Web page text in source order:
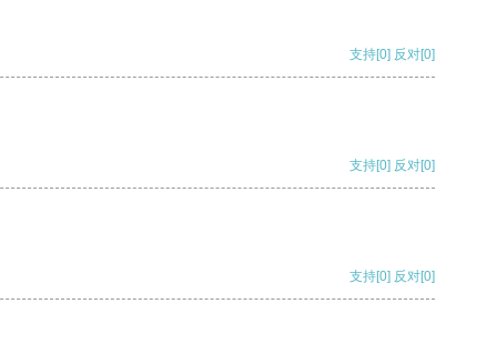
支持[0] 反对[0]
支持[0] 反对[0]
支持[0] 反对[0]